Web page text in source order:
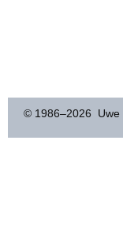
© 1986–2026 Uwe